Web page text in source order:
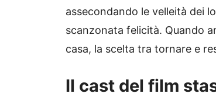
assecondando le velleità dei
scanzonata felicità. Quando
casa, la scelta tra tornare e
Il cast del film